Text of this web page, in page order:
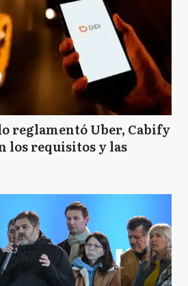
reglamentó Uber, Cabify
los requisitos y las